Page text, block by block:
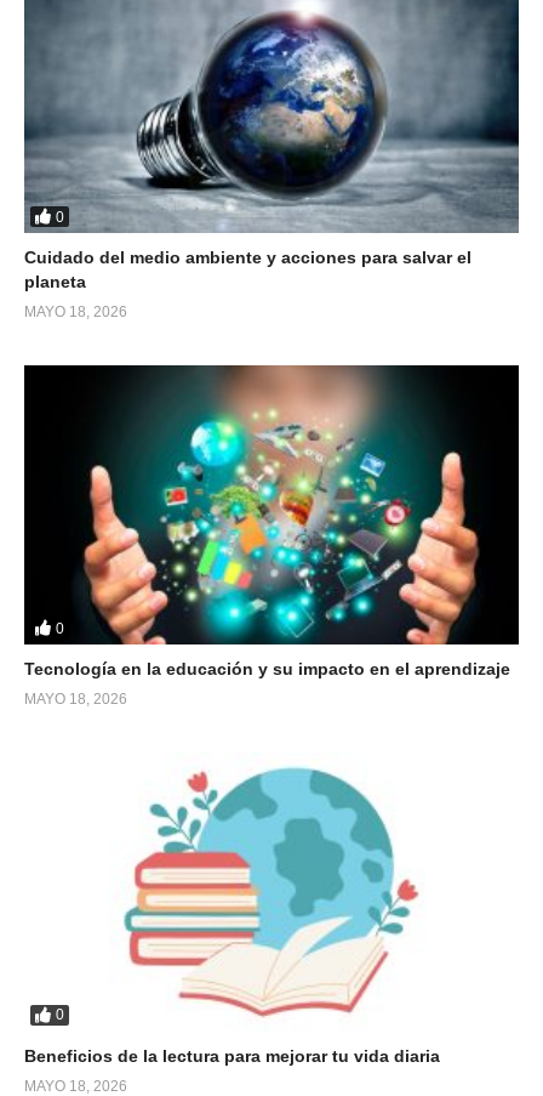
0
Cuidado del medio ambiente y acciones para salvar el
planeta
MAYO 18, 2026
0
Tecnología en la educación y su impacto en el aprendizaje
MAYO 18, 2026
0
Beneficios de la lectura para mejorar tu vida diaria
MAYO 18, 2026